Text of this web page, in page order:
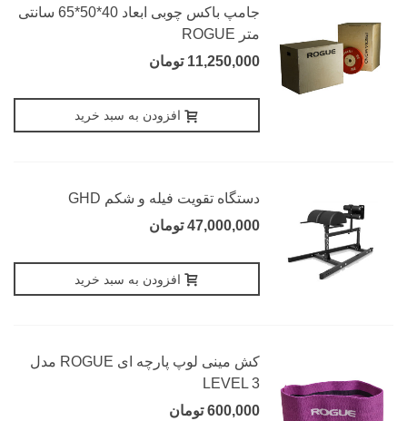
جامپ باکس چوبی ابعاد 40*50*65 سانتی
متر ROGUE
11,250,000 تومان
افزودن به سبد خرید
دستگاه تقویت فیله و شکم GHD
47,000,000 تومان
افزودن به سبد خرید
کش مینی لوپ پارچه ای ROGUE مدل
LEVEL 3
600,000 تومان